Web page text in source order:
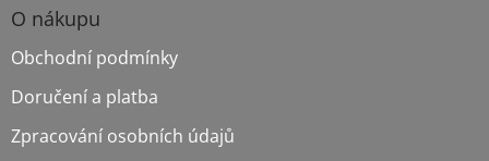
O nákupu
Obchodní podmínky
Doručení a platba
Zpracování osobních údajů